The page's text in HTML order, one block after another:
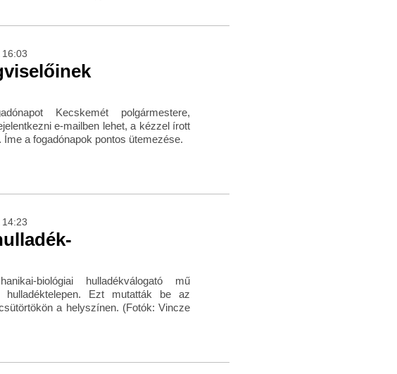
Kecskemét polgármestere,
e-mailben lehet, a kézzel írott
a fogadónapok pontos ütemezése.
biológiai hulladékválogató mű
Ezt mutatták be az
a helyszínen. (Fotók: Vincze